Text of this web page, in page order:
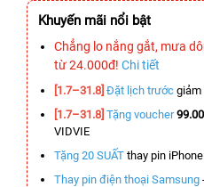
Khuyến mãi nổi bật
Chẳng lo nắng gắt, mưa
từ 24.000đ! Chi tiết
[1.7–31.8] Đặt lịch trước giảm
[1.7–31.8] Tặng voucher
VIDVIE
Tặng 20 SUẤT thay pin
Thay pin điện thoại Samsung